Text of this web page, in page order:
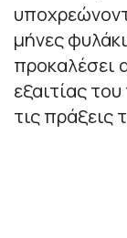
μήνες
προκαλέσει
εξαιτίας
τις πράξεις